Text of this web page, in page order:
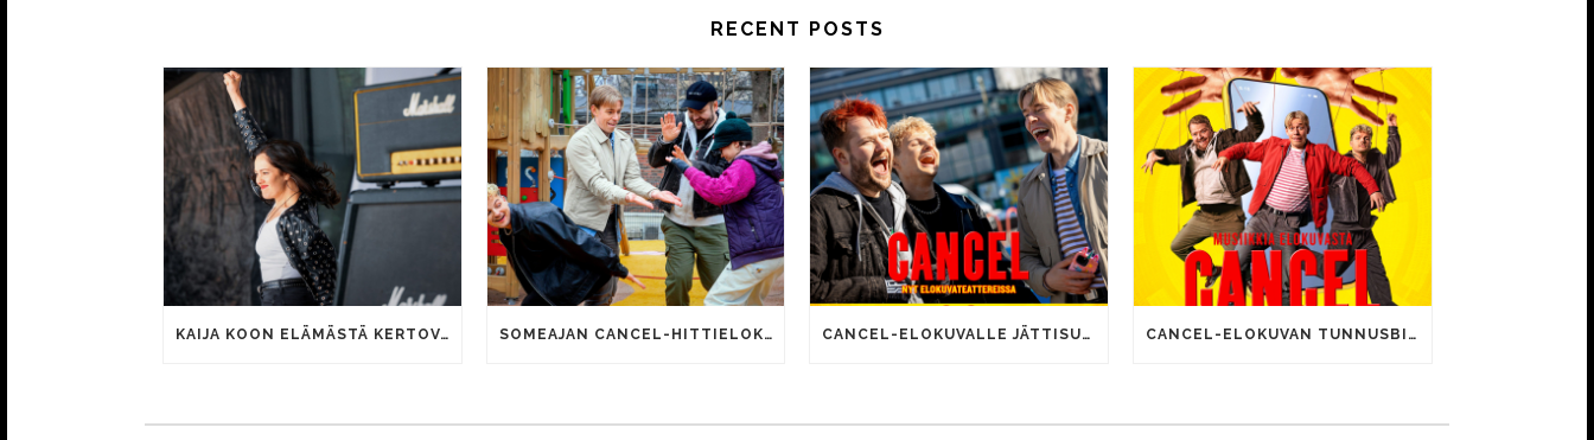
RECENT POSTS
KAIJA KOON ELÄMÄSTÄ KERTOVAN KAUNIS RIETAS ONNELLINEN -ELOKUVAN TRAILER JULKI SOMEAJAN CANCEL-HITTIELOKUVALLA 100 000 KATSOJAA! CANCEL-ELOKUVALLE JÄTTISUOSIO – AVAUSPÄIVÄNÄ JO 15 492 KATSOJAA! CANCEL-ELOKUVAN TUNNUSBIISIN LYRIIKOISSA TUTTUJA MEEMIHOKEMIA YOUTUBE-VIDEOILTA!